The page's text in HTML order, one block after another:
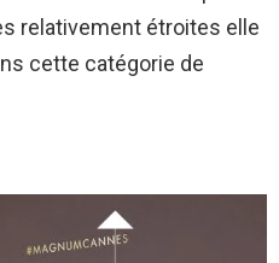
relativement étroites elle
cette catégorie de